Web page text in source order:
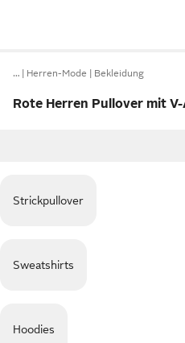
… Herren-Mode Bekleidung
Rote Herren Pullover mit
Strickpullover
Sweatshirts
Hoodies